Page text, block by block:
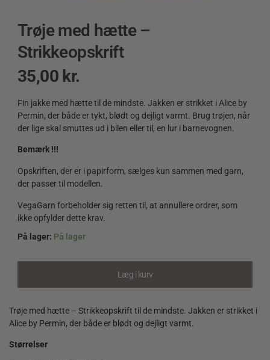
Trøje med hætte –
Strikkeopskrift
35,00 kr.
Fin jakke med hætte til de mindste. Jakken er strikket i Alice by
Permin, der både er tykt, blødt og dejligt varmt. Brug trøjen, når
der lige skal smuttes ud i bilen eller til, en lur i barnevognen.
Bemærk !!!
Opskriften, der er i papirform, sælges kun sammen med garn,
der passer til modellen.
VegaGarn forbeholder sig retten til, at annullere ordrer, som
ikke opfylder dette krav.
På lager: På lager
quantity
Læg i kurv
Trøje med hætte – Strikkeopskrift til de mindste. Jakken er strikket i
Alice by Permin, der både er blødt og dejligt varmt.
Størrelser